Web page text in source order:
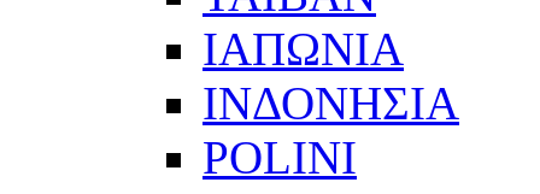
ΙΑΠΩΝΙΑ
ΙΝΔΟΝΗΣΙΑ
POLINI